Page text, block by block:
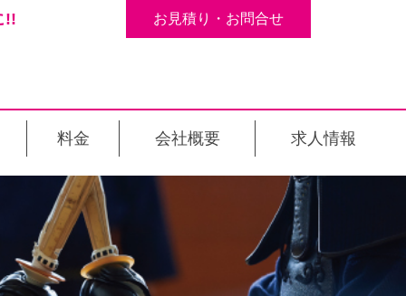
!! お見積り・お問合せ
料金 会社概要 求人情報